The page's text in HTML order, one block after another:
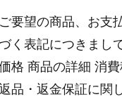
要望の商品、お支
く表記につきまし
格 商品の詳細 消
品・返金保証に関